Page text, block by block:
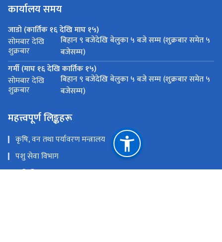
कार्यालय समय
जाडो (कार्तिक १६ देखि माघ १५)
सोमबार देखि
शुक्रबार
बिहान ९ बजेदेखि बेलुका ५ बजे सम्म (शुक्रबार समेत ५
बजेसम्म)
गर्मी (माघ १६ देखि कार्तिक १५)
सोमबार देखि
शुक्रबार
बिहान ९ बजेदेखि बेलुका ५ बजे सम्म (शुक्रबार समेत ५
बजेसम्म)
महत्त्वपूर्ण लिङ्कहरू
कृषि, वन तथा पर्यावरण मन्त्रालय
पशु सेवा विभाग
कृषि विभाग